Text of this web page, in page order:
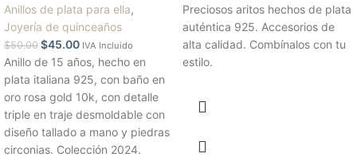
Anillos de plata para ella,
Joyería de quinceaños
$50.00 $45.00 IVA Incluido
Anillo de 15 años, hecho en
plata italiana 925, con baño en
oro rosa gold 10k, con detalle
triple en traje desmoldable con
diseño tallado a mano y piedras
circonias. Colección 2024.
Preciosos aritos hechos de plata
auténtica 925. Accesorios de
alta calidad. Combínalos con tu
estilo.